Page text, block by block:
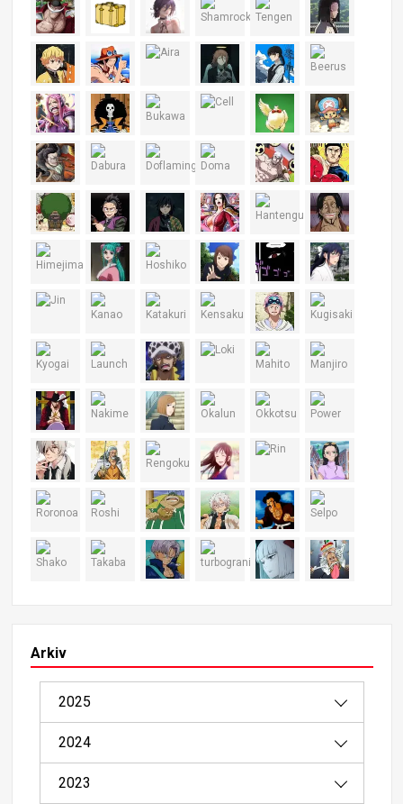
Arkiv
2025
08/2025（1）
04/2025（2）
2024
12/2024（4）
2023